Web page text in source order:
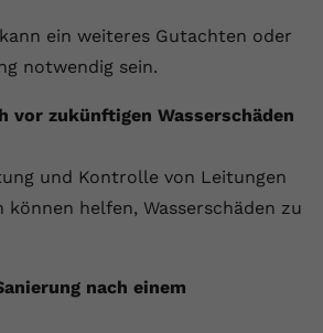
ein weiteres Gutachten oder
notwendig sein.
vor zukünftigen Wasserschäden
und Kontrolle von Leitungen
können helfen, Wasserschäden zu
nach einem